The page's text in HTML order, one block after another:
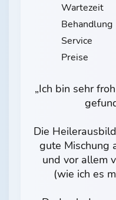
Wartezeit
Behandlung
Service
Preise
„Ich bin sehr
Die
gute Mischung
und vor allem
(wie ich es